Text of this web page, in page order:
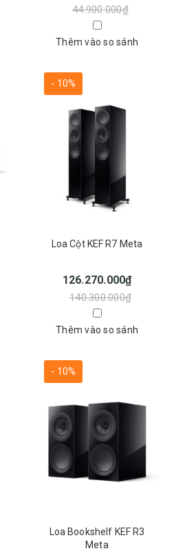
44.900.000₫
Thêm vào so sánh
- 10%
Loa Cột KEF R7 Meta
126.270.000₫
140.300.000₫
Thêm vào so sánh
- 10%
Loa Bookshelf KEF R3
Meta